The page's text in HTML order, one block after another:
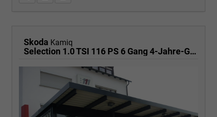
Skoda Kamiq
Selection 1.0 TSI 116 PS 6 Gang 4-Jahre-Garantie-Anhängerkupplung schwenkbar-Kessy-16" Alu-2-Zonen-Climatronic-Tempomat-LED-AppleCarPlay-AndroidAuto-Rückfahrkamera-2xPDC